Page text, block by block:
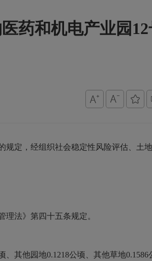
药和机电产业园
定，经组织社会稳定性风险评估、土
法》第四十五条规定。
其他园地0.1218公顷、其他草地0.1586